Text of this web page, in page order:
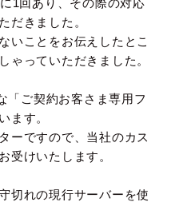
1回あり、その際の対応
だきました。
いことをお伝えしたとこ
ゃっていただきました。
「ご契約お客さま専用フ
ます。
ーですので、当社のカス
受けいたします。
切れの現行サーバーを使